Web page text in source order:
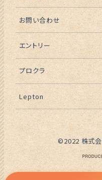
お問い合わせ
エントリー
プロクラ
Lepton
©2022 株式会